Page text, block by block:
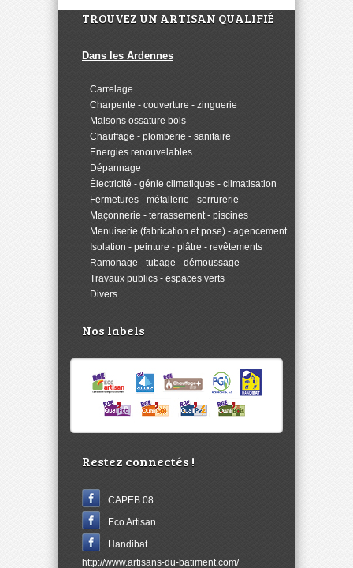
TROUVEZ UN ARTISAN QUALIFIÉ
Dans les Ardennes
Carrelage
Charpente - couverture - zinguerie
Maisons ossature bois
Chauffage - plomberie - sanitaire
Energies renouvelables
Dépannage
Électricité - génie climatiques - climatisation
Fermetures - métallerie - serrurerie
Maçonnerie - terrassement - piscines
Menuiserie (fabrication et pose) - agencement
Isolation - peinture - plâtre - revêtements
Ramonage - tubage - démoussage
Travaux publics - espaces verts
Divers
Nos labels
Restez connectés !
CAPEB 08
Eco Artisan
Handibat
http://www.artisans-du-batiment.com/